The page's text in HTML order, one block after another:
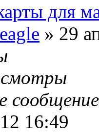
для
» 29
16:49